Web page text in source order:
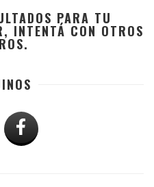
PARA TU
INTENTÁ CON OTROS